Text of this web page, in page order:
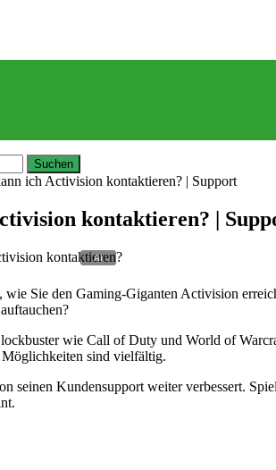
ich Activision kontaktieren? | Support
kontaktieren? |
wie Sie den Gaming-Giganten Activision
wie Call of Duty und World of
sind vielfältig.
seinen Kundensupport weiter verbessert.